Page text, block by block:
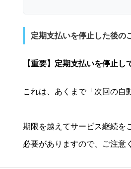
定期支払いを停止した後の
【重要】定期支払いを停止し
これは、あくまで「次回の自
期限を越えてサービス継続を
必要がありますので、ご注意